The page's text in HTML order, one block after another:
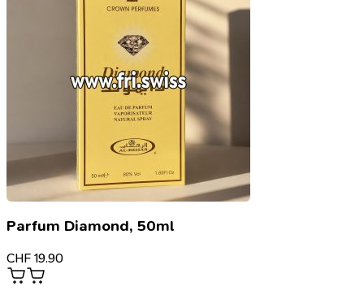
Parfum Diamond, 50ml
CHF 19.90